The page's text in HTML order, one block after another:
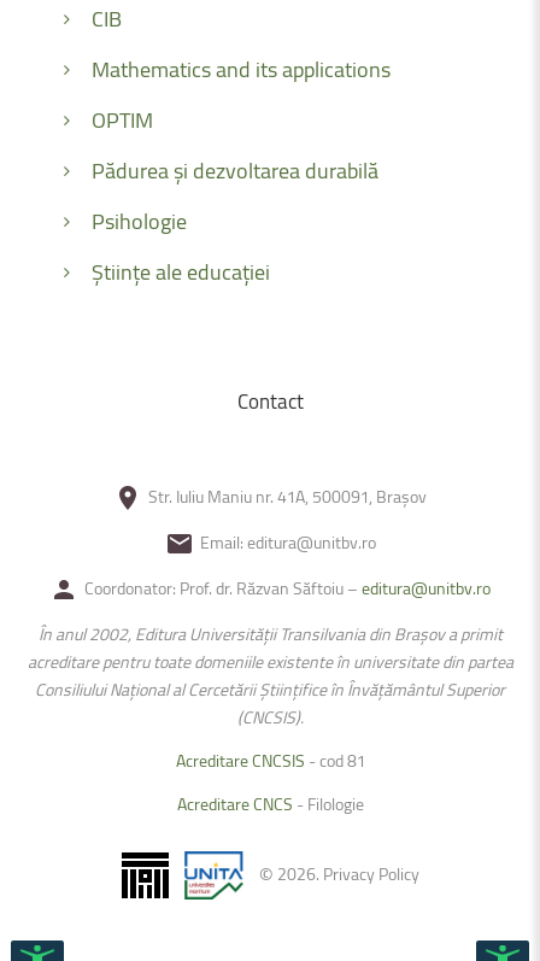
CIB
Mathematics and its applications
OPTIM
Pădurea și dezvoltarea durabilă
Psihologie
Științe ale educației
Contact
Str. Iuliu Maniu nr. 41A, 500091, Brașov
Email: editura@unitbv.ro
Coordonator: Prof. dr. Răzvan Săftoiu –editura@unitbv.ro
În anul 2002, Editura Universității Transilvania din Braşov a primit
acreditare pentru toate domeniile existente în universitate din partea
Consiliului Național al Cercetării Ştiințifice în Învățământul Superior
(CNCSIS).
Acreditare CNCSIS - cod 81
Acreditare CNCS - Filologie
© 2026. Privacy Policy